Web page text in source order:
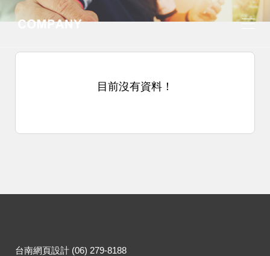
目前沒有資料！
台南網頁設計 (06) 279-8188